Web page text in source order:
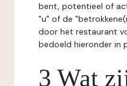
bent, potentieel of
"u" of de
door het restaurant
bedoeld hieronder in
3 Wat